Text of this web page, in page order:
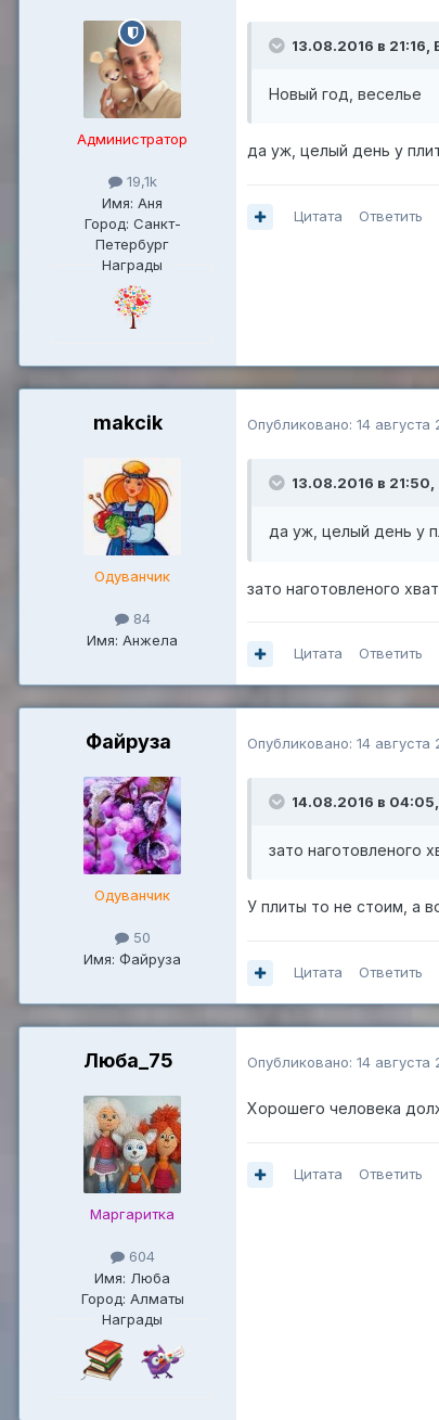
Администратор
19,1k
Имя: Аня
Город: Санкт-
Петербург
Награды
13.08.2016 в 21:16,
Новый год, веселье
да уж, целый день у
Цитата Ответить
makcik
Одуванчик
84
Имя: Анжела
Опубликовано: 14 августа
13.08.2016 в 21:50,
да уж, целый день у
зато наготовленого
Цитата Ответить
Файруза
Одуванчик
50
Имя: Файруза
Опубликовано: 14 августа
14.08.2016 в 04:05,
зато наготовленого
У плиты то не стоим, а
Цитата Ответить
Люба_75
Маргаритка
604
Имя: Люба
Город: Алматы
Награды
Опубликовано: 14 августа
Хорошего человека
Цитата Ответить